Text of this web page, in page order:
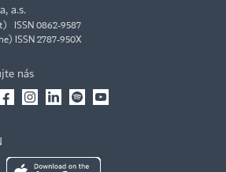
a.s.
ISSN 0862-9587
ISSN 2787-950X
nás